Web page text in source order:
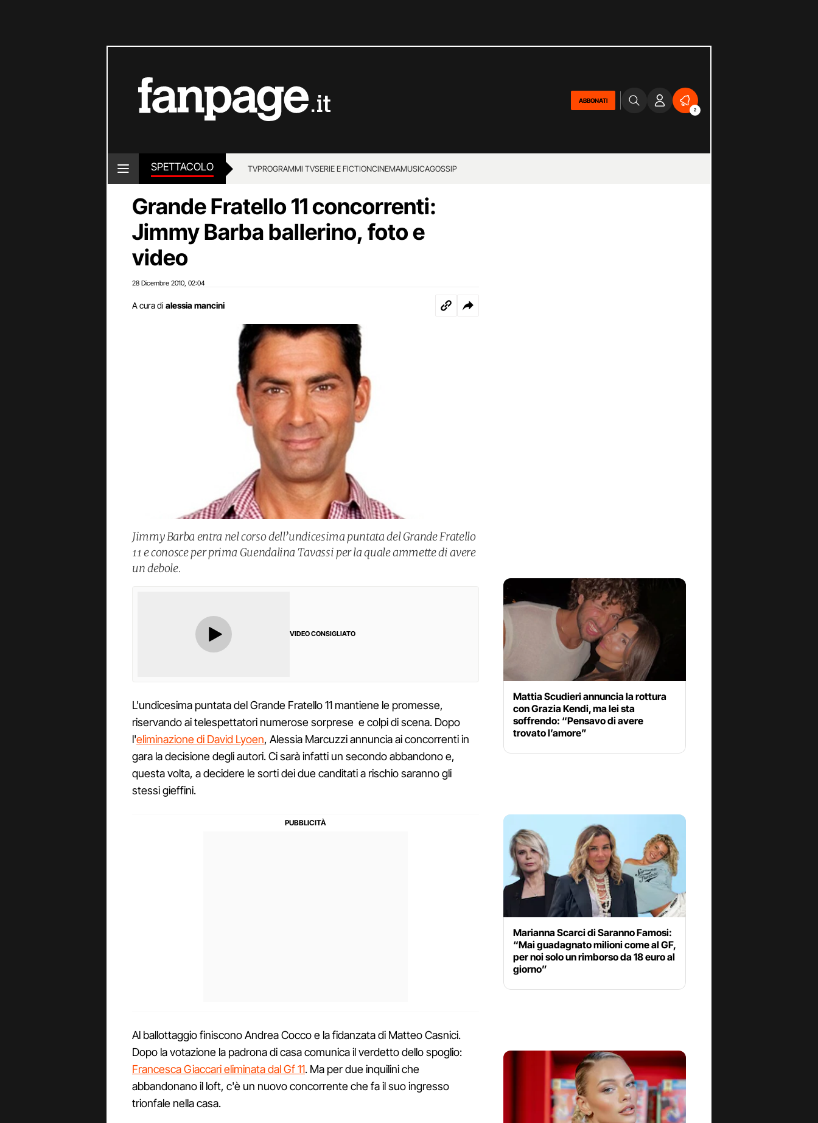
ABBONATI
2
SPETTACOLO TVPROGRAMMI TVSERIE E FICTIONCINEMAMUSICAGOSSIP
Grande Fratello 11 concorrenti:
Jimmy Barba ballerino, foto e
video
28 Dicembre 2010 02:04
A cura di alessia mancini
Jimmy Barba entra nel corso dell’undicesima puntata del Grande Fratello
11 e conosce per prima Guendalina Tavassi per la quale ammette di avere
un debole.
VIDEO CONSIGLIATO
L'undicesima puntata del Grande Fratello 11 mantiene le promesse,
riservando ai telespettatori numerose sorprese e colpi di scena. Dopo
l'eliminazione di David Lyoen, Alessia Marcuzzi annuncia ai concorrenti in
gara la decisione degli autori. Ci sarà infatti un secondo abbandono e,
questa volta, a decidere le sorti dei due canditati a rischio saranno gli
stessi gieffini.
Al ballottaggio finiscono Andrea Cocco e la fidanzata di Matteo Casnici.
Dopo la votazione la padrona di casa comunica il verdetto dello spoglio:
Francesca Giaccari eliminata dal Gf 11. Ma per due inquilini che
abbandonano il loft, c'è un nuovo concorrente che fa il suo ingresso
trionfale nella casa.
Mattia Scudieri annuncia la rottura
con Grazia Kendi, ma lei sta
soffrendo: “Pensavo di avere
trovato l’amore”
Marianna Scarci di Saranno Famosi:
“Mai guadagnato milioni come al GF,
per noi solo un rimborso da 18 euro al
giorno”